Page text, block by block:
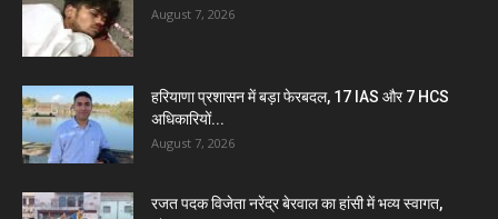
August 7, 2026
हरियाणा प्रशासन में बड़ा फेरबदल, 17 IAS और 7 HCS
अधिकारियों...
August 7, 2026
रजत पदक विजेता नरेंद्र बेरवाल का हांसी में भव्य स्वागत,